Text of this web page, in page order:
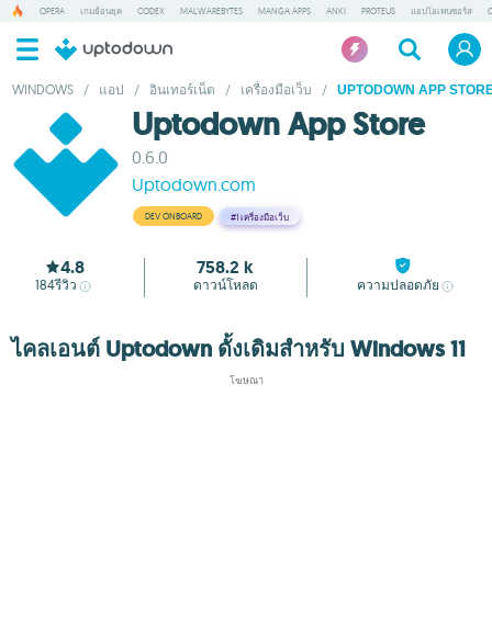
OPERA เกมย้อนยุค CODEX MALWAREBYTES MANGA APPS ANKI PROTEUS แอปโอเพนซอร์ส
WINDOWS / แอป / อินเทอร์เน็ต / เครื่องมือเว็บ / UPTODOWN APP
Uptodown App Store
0.6.0
Uptodown.com
DEV ONBOARD #1 เครื่องมือเว็บ
4.8
184รีวิว
758.2 k
ดาวน์โหลด ความปลอดภัย
ไคลเอนต์ Uptodown ดั้งเดิมสำหรับ Windows 11
โฆษณา